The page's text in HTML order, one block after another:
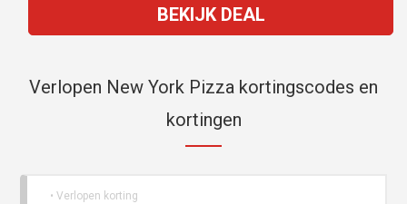
BEKIJK DEAL
Verlopen New York Pizza kortingscodes en
kortingen
• Verlopen korting